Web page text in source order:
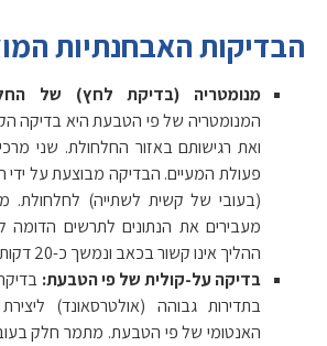
הבדיקות האבחנתיות
מנומטריה (בדיקת לחץ) של
המנומטריה של פי הטבעת היא בדיקה
ואת רגישותם באזור החלחולת. שני
פעולת המעיים. הבדיקה מבוצעת על ידי
(בעובי של קשית לשתייה) לחלחולת.
מעבירים את הנתונים לתרשים
ההליך אינו קשור בכאב ונמשך כ-20 דקות.
בדיקה על-קולית של פי הטבעת:
בתדירות גבוהה (אולטרסאונד)
האנטומי של פי הטבעת. מתמר חלק